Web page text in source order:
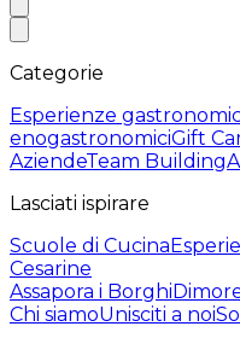
Categorie
Esperienze
enogastronomiciGift
AziendeTeam Building
Lasciati ispirare
Scuole di Cucina
Cesarine
Assapora i Borghi
Chi siamoUnisciti a noi